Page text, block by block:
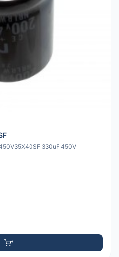
330uF 450V